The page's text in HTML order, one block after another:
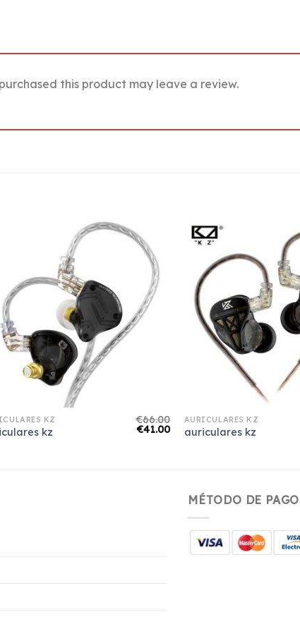
this product may leave a review.
KZ
kz
€66.00
€41.00
AURICULARES KZ
auriculares kz
MÉTODO DE PAGO